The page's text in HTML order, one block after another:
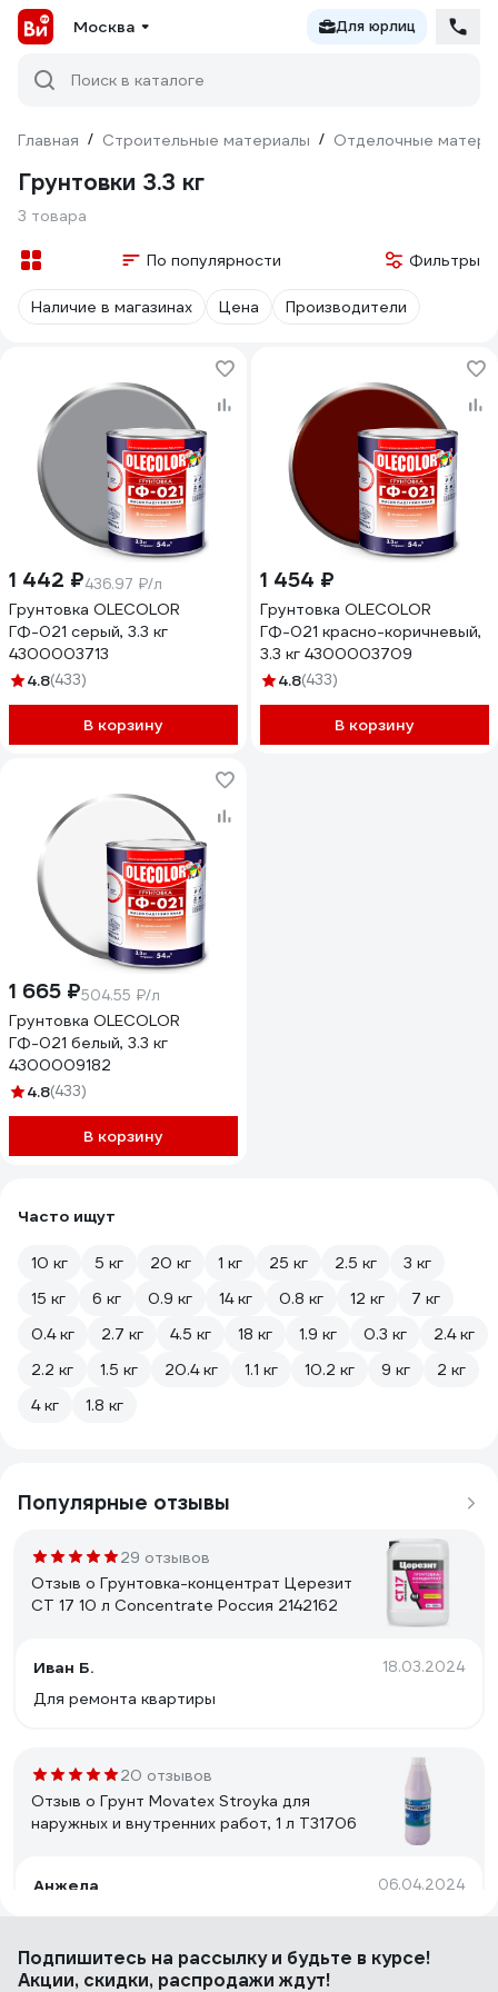
Москва Для юрлиц
Поиск в каталоге
Главная / Строительные материалы / Отделочные
Грунтовки 3.3 кг
3 товара
По популярности Фильтры
Наличие в магазинах Цена Производители
1 442 ₽436.97 ₽/л
Грунтовка OLECOLOR
ГФ-021 серый, 3.3 кг
4300003713
4.8(433)
В корзину
1 454 ₽
Грунтовка OLECOLOR
ГФ-021 красно-коричневый,
3.3 кг 4300003709
4.8(433)
В корзину
1 665 ₽504.55 ₽/л
Грунтовка OLECOLOR
ГФ-021 белый, 3.3 кг
4300009182
4.8(433)
В корзину
Часто ищут
10 кг 5 кг 20 кг 1 кг 25 кг 2.5 кг
3 кг
15 кг
6 кг 0.9 кг 14 кг 0.8 кг 12 кг
7 кг
0.4 кг
2.7 кг 4.5 кг 18 кг 1.9 кг 0.3 кг
2.4 кг
2.2 кг
1.5 кг 20.4 кг 1.1 кг 10.2 кг 9 кг
2 кг
4 кг
1.8 кг
Популярные отзывы
29 отзывов
Отзыв о Грунтовка-концентрат Церезит
CT 17 10 л Concentrate Россия 2142162
Иван Б. 18.03.2024
Для ремонта квартиры
20 отзывов
Отзыв о Грунт Movatex Stroyka для
наружных и внутренних работ, 1 л Т31706
Анжела 06.04.2024
Отлично создает поверхность под покраску
виниловых обоев на бетоне и дереве, годиться для
реставрационных работ на старой побелке на
Подпишитесь на рассылкуи будьте в курсе!
Акции, скидки, распродажи ждут!